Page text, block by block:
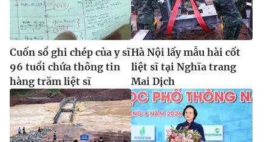
Cuốn sổ ghi chép của y sĩ
96 tuổi chứa thông tin
hàng trăm liệt sĩ
Hà Nội lấy mẫu hài cốt
liệt sĩ tại Nghĩa trang
Mai Dịch